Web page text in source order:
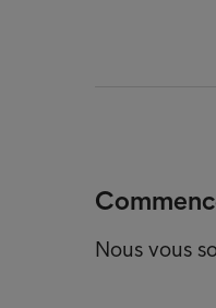
Nous vous